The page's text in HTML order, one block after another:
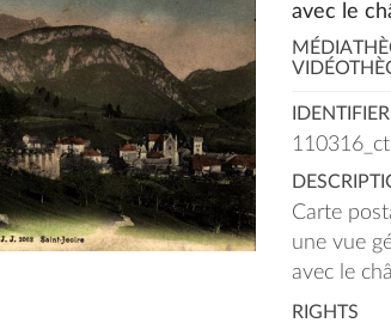
avec le
Carte
une vue
avec le
RIGHTS